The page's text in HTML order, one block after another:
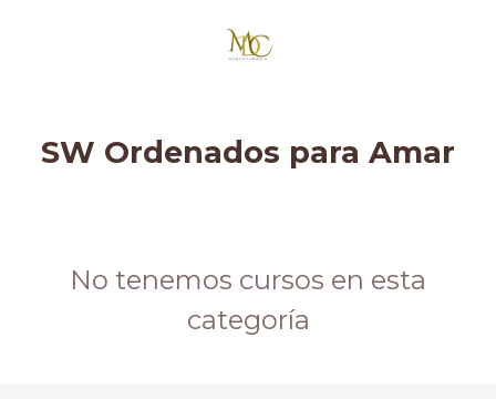
SW Ordenados para Amar
No tenemos cursos en esta
categoría